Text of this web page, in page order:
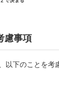
慮事項
以下のことを考